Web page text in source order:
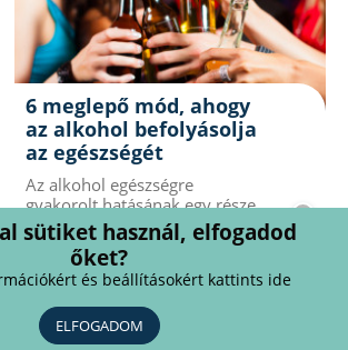
KAPCSOLAT
info@foteldoki.hu Süti beállítások
6 meglepő mód, ahogy
az alkohol befolyásolja
az egészségét
Az alkohol egészségre
gyakorolt ​​hatásának egy része
jól ismert, mások azonban
meglepők lehetnek. Van hat
kevésbé ismert hatás, amelyet
az alkohol gyakorol a
szervezetre.
sütiket használ, elfogadod
őket?
és beállításokért kattints ide
ELFOGADOM